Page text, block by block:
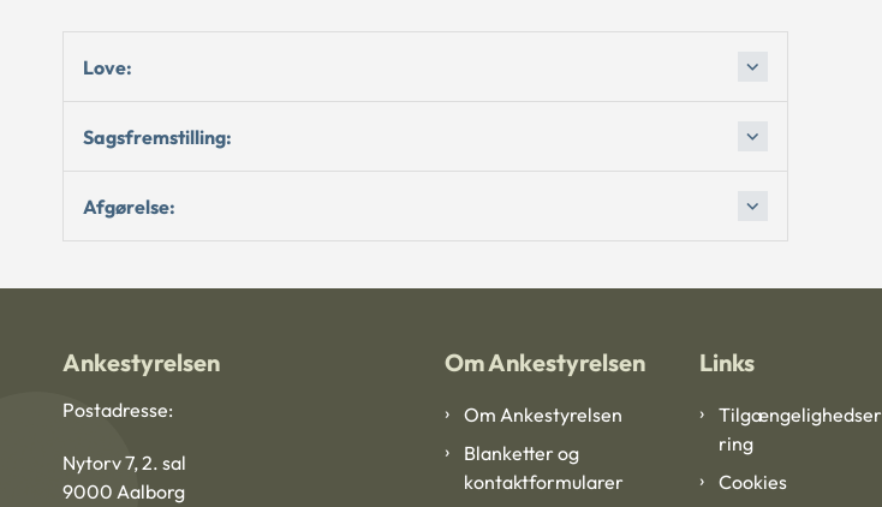
Love:
Sagsfremstilling:
Afgørelse:
Ankestyrelsen
Postadresse:
Nytorv 7, 2. sal
9000 Aalborg
Om Ankestyrelsen
Om Ankestyrelsen
Blanketter og
kontaktformularer
Links
ring
Cookies